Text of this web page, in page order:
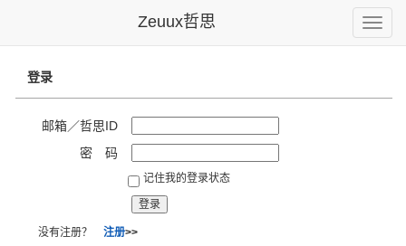
Toggle
Zeuux哲思
登录
邮箱／哲思ID
密 码
记住我的登录状态
没有注册？ 注册>>